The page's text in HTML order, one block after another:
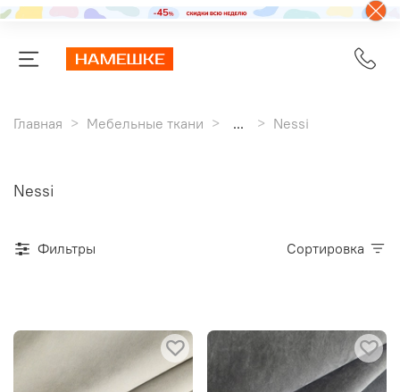
Главная Мебельные ткани ... Nessi
Nessi
Фильтры Сортировка